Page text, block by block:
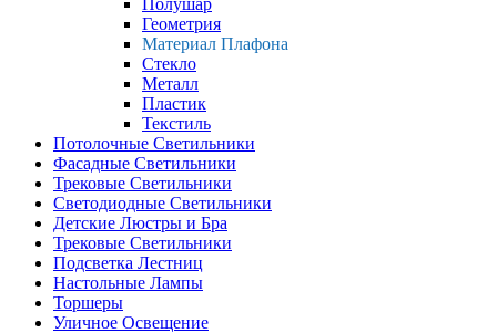
Полушар
Геометрия
Материал Плафона
Стекло
Металл
Пластик
Текстиль
Потолочные Светильники
Фасадные Светильники
Трековые Светильники
Светодиодные Светильники
Детские Люстры и Бра
Трековые Светильники
Подсветка Лестниц
Настольные Лампы
Торшеры
Уличное Освещение